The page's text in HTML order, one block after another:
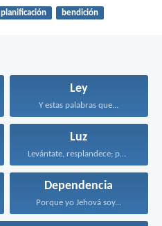
planificación bendición
Ley
Y estas palabras que...
Luz
Levántate, resplandece; porque ha...
Dependencia
Porque yo Jehová soy...